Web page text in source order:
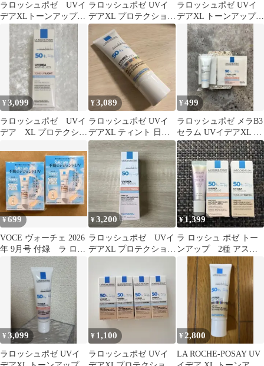
ラロッシュポゼ UVイ
デアXLトーンアップク
リアホワイトサンプル4
個3ml 新品
ラロッシュポゼ UVイ
デアXL プロテクション
トーンアップ ティント
3ml
ラロッシュポゼ UVイ
デアXL トーンアップ 3
種セット3ml new
¥3,099
ラロッシュポゼ UVイ
デア XL プロテクショ
¥3,089
ラロッシュポゼ UVイ
デアXL ティント 日焼
け止め 下地乳液
¥499
ラロッシュポゼ メラB3
セラム UVイデアXL サ
ンプルセット
¥699
VOCE ヴォーチェ 2026
年 9月号 付録 ラ ロッ
シュ ポゼ
¥3,200
ラロッシュポゼ UVイ
デアXL プロテクション
トーンアップローズ+
¥1,399
ラ ロッシュ ポゼ トー
ンアップ 2種 アスタ
リフト
¥3,099
ラロッシュポゼ UVイ
¥ 1,100
ラロッシュポゼ UVイ
¥ 2,800
LA ROCHE-POSAY UV